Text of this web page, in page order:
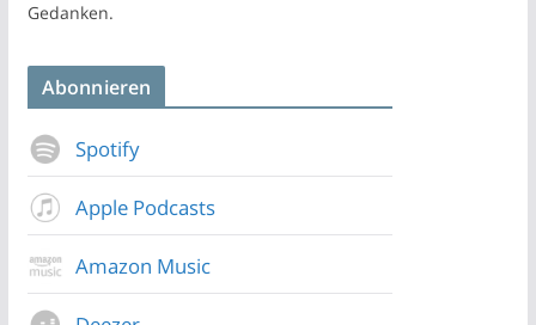
Gedanken.
Abonnieren
Spotify
Apple Podcasts
Amazon Music